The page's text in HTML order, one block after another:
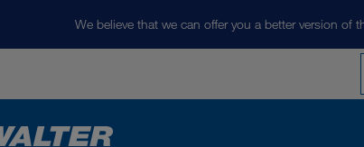
We believe that we can offer you a better version of